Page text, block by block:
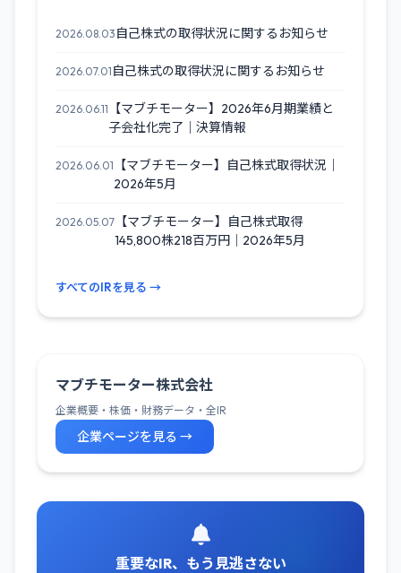
2026.08.03 自己株式の取得状況に関するお知らせ
2026.07.01 自己株式の取得状況に関するお知らせ
2026.06.11
【マブチモーター】2026年6月期業績と
子会社化完了｜決算情報
2026.06.01
【マブチモーター】自己株式取得状況｜
2026年5月
2026.05.07 【マブチモーター】自己株式取得
145,800株218百万円｜2026年5月
すべてのIRを見る →
マブチモーター株式会社
企業概要・株価・財務データ・全IR
企業ページを見る →
重要なIR、もう見逃さない